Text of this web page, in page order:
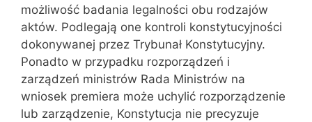
możliwość bada‌nia legalności obu rodzajów
aktów. Podlegają one kontroli konstytucyjności
dokonywanej przez Trybunał Konstytucyjny.
Ponadto w przypadku rozporządzeń i
zarządzeń ministrów Rada Ministrów na
wniosek premiera może uchylić rozporządzenie
lub zarządzenie, Konstytucja nie precyzuje